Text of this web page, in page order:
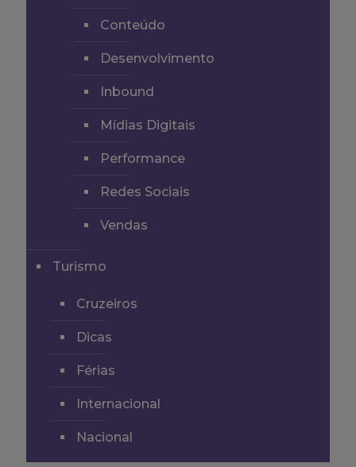
Conteúdo
Desenvolvimento
Inbound
Mídias Digitais
Performance
Redes Sociais
Vendas
Turismo
Cruzeiros
Dicas
Férias
Internacional
Nacional